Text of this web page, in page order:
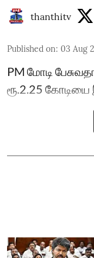
thanthitv
Published on: 03 Aug
PM மோடி
ரூ.2.25